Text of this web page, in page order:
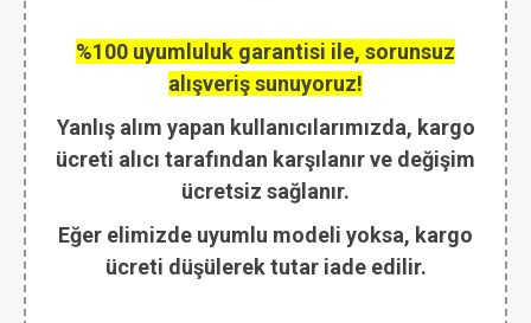
%100 uyumluluk garantisi ile, sorunsuz
alışveriş sunuyoruz!
Yanlış alım yapan kullanıcılarımızda, kargo
ücreti alıcı tarafından karşılanır ve değişim
ücretsiz sağlanır.
Eğer elimizde uyumlu modeli yoksa, kargo
ücreti düşülerek tutar iade edilir.